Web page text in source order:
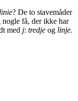
linie? De to stavemåder
nogle få, der ikke har
med j: tredje og linje.